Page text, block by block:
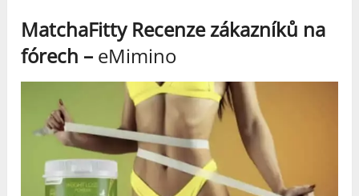
MatchaFitty Recenze zákazníků na
fórech – eMimino